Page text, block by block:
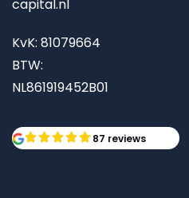
capital.nl
KvK: 81079664
BTW:
NL861919452B01
87 reviews